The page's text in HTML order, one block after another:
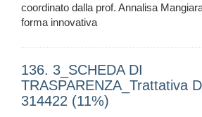
coordinato dalla prof. Annalisa
forma innovativa
136. 3_SCHEDA DI
TRASPARENZA_Trattativa
314422 (11%)